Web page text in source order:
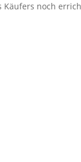
Käufers noch